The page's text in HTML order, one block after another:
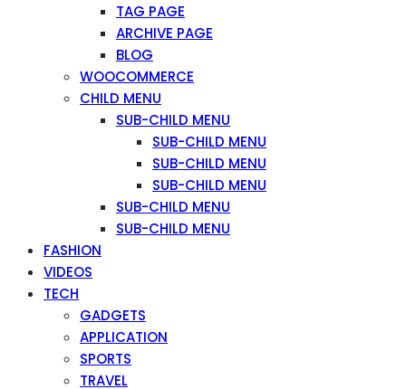
TAG PAGE
ARCHIVE PAGE
BLOG
WOOCOMMERCE
CHILD MENU
SUB-CHILD MENU
SUB-CHILD MENU
SUB-CHILD MENU
SUB-CHILD MENU
SUB-CHILD MENU
SUB-CHILD MENU
FASHION
VIDEOS
TECH
GADGETS
APPLICATION
SPORTS
TRAVEL